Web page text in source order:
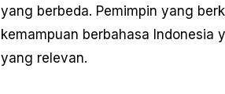
yang berbeda. Pemimpin yang
kemampuan berbahasa Indonesia
yang relevan.